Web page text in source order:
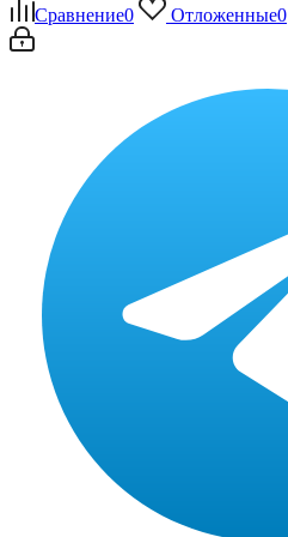
Сравнение0 Отложенные0